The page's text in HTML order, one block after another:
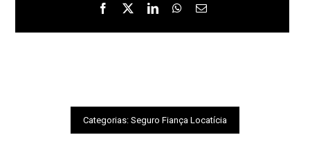
Categorias: Seguro Fiança Locatícia